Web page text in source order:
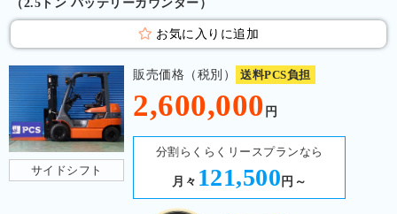
（2.5トン バッテリーカウンター）
お気に入りに追加
サイドシフト
販売価格（税別） 送料PCS負担
2,600,000 円
分割らくらくリースプランなら
月々 121,500 円～